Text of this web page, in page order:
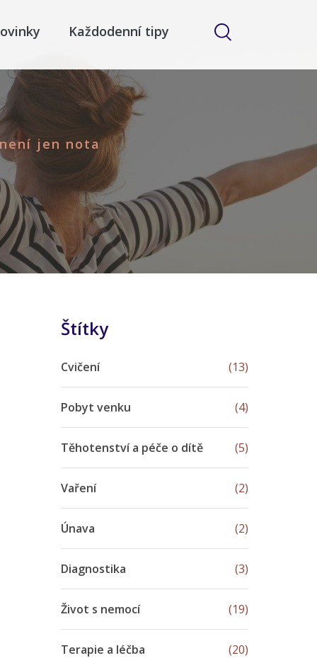
Každodenní tipy
jen nota
Štítky
Cvičení (13)
Pobyt venku (4)
Těhotenství a péče o dítě (5)
Vaření (2)
Únava (2)
Diagnostika (3)
Život s nemocí (19)
Terapie a léčba (20)